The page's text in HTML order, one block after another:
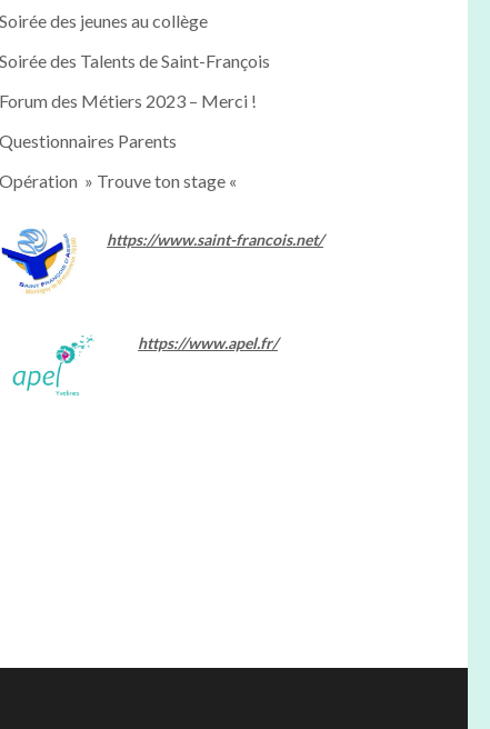
Soirée des jeunes au collège
Soirée des Talents de Saint-François
Forum des Métiers 2023 – Merci !
Questionnaires Parents
Opération » Trouve ton stage «
https://www.saint-francois.net/
https://www.apel.fr/